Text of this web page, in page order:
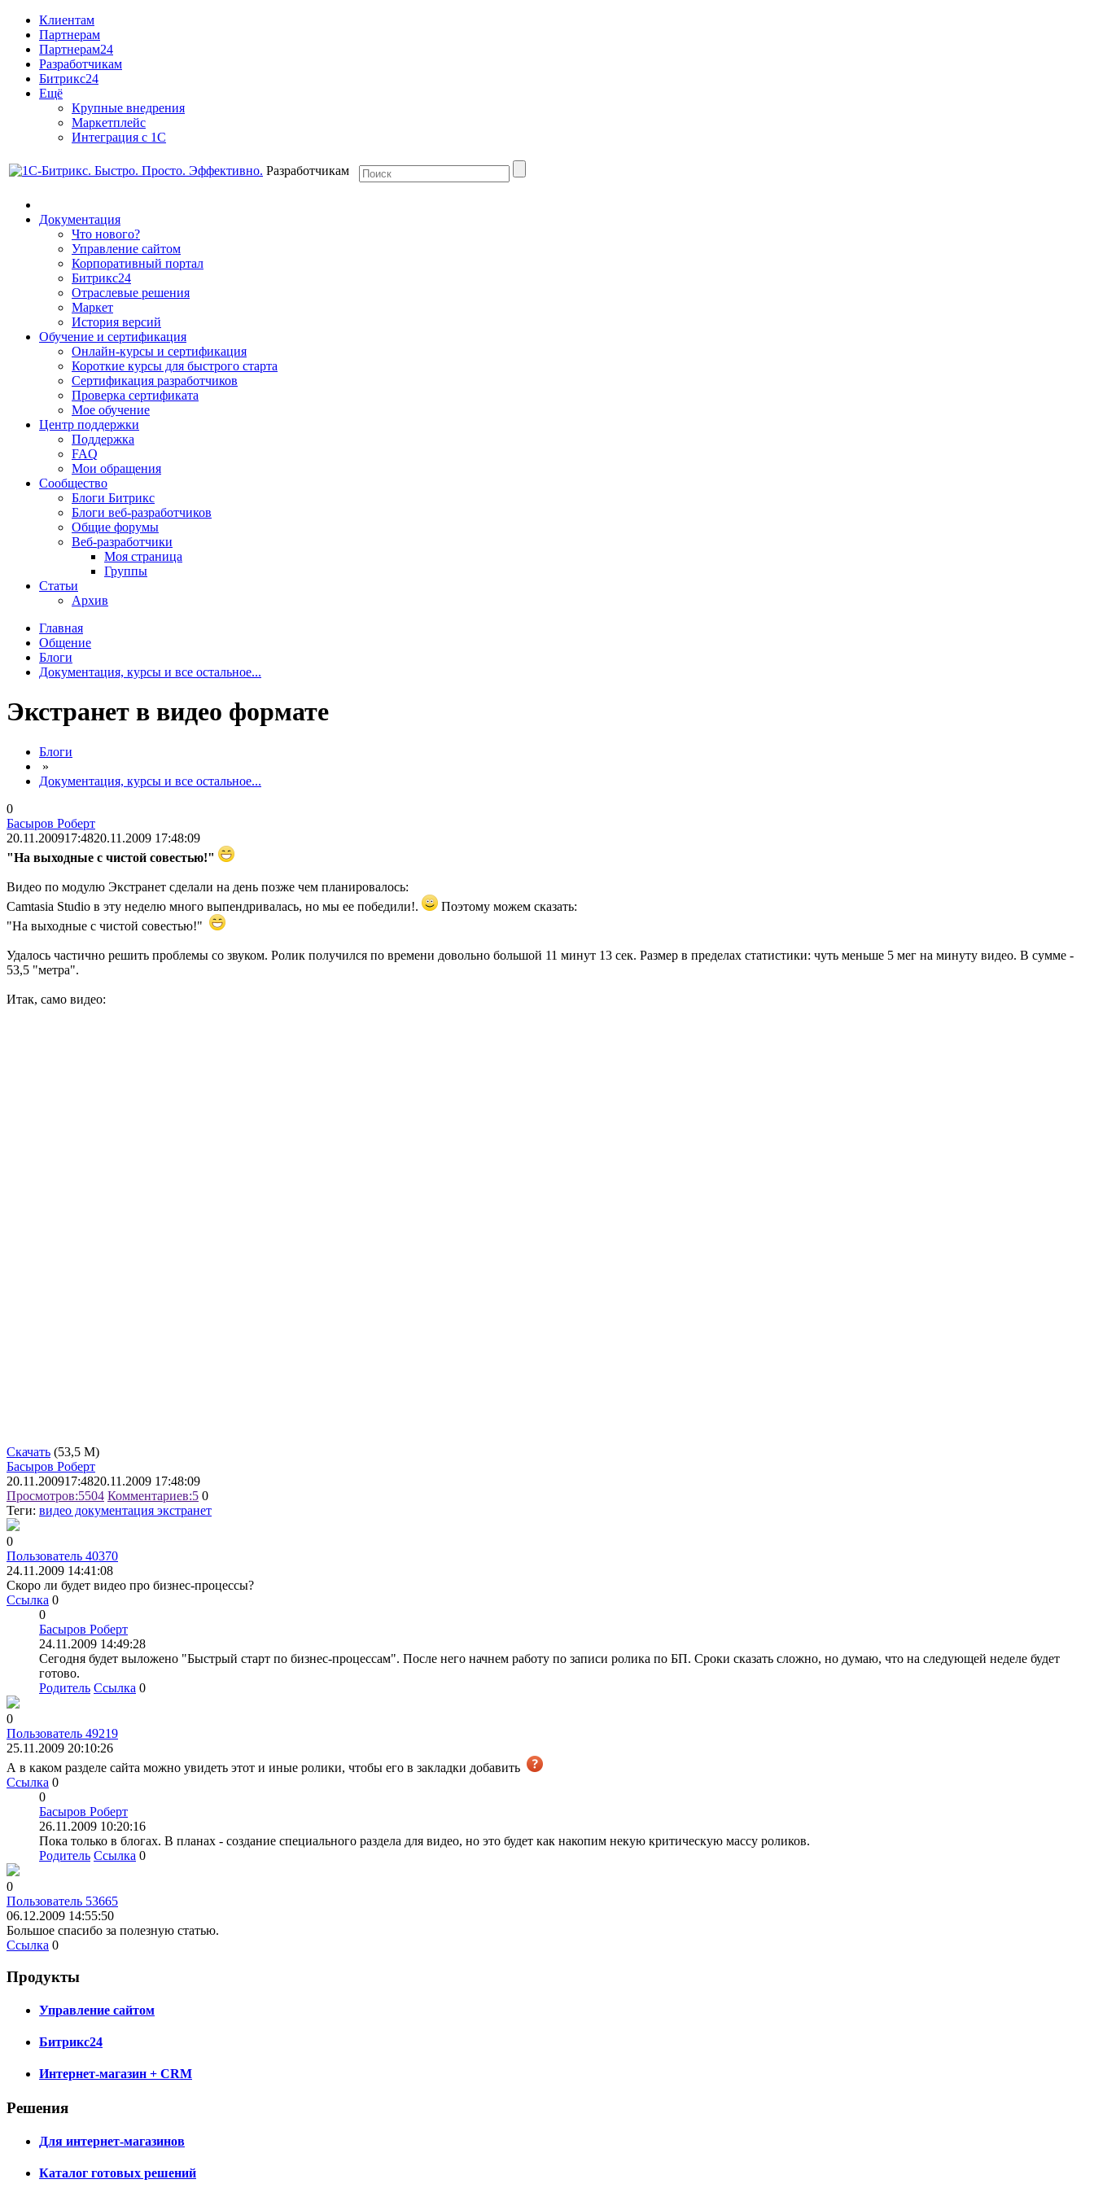
Клиентам
Партнерам
Партнерам24
Разработчикам
Битрикс24
Ещё
Крупные внедрения
Маркетплейс
Интеграция с 1С
Разработчикам
Документация
Что нового?
Управление сайтом
Корпоративный портал
Битрикс24
Отраслевые решения
Маркет
История версий
Обучение и сертификация
Онлайн-курсы и сертификация
Короткие курсы для быстрого старта
Сертификация разработчиков
Проверка сертификата
Мое обучение
Центр поддержки
Поддержка
FAQ
Мои обращения
Сообщество
Блоги Битрикс
Блоги веб-разработчиков
Общие форумы
Веб-разработчики
Моя страница
Группы
Статьи
Архив
Главная
Общение
Блоги
Документация, курсы и все остальное...
Экстранет в видео формате
Блоги
»
Документация, курсы и все остальное...
0
Басыров Роберт
20.11.200917:4820.11.2009 17:48:09
"На выходные с чистой совестью!"
Видео по модулю Экстранет сделали на день позже чем планировалось:
Camtasia Studio в эту неделю много выпендривалась, но мы ее победили!.
Поэтому можем сказать:
"На выходные с чистой совестью!"
Удалось частично решить проблемы со звуком. Ролик получился по времени довольно большой 11 минут 13 сек. Размер в пределах статистики: чуть меньше 5 мег на минуту видео. В сумме -
53,5 "метра".
Итак, само видео:
Скачать (53,5 М)
Басыров Роберт
20.11.200917:4820.11.2009 17:48:09
Просмотров:5504 Комментариев:5 0
Теги: видео документация экстранет
0
Пользователь 40370
24.11.2009 14:41:08
Скоро ли будет видео про бизнес-процессы?
Ссылка 0
0
Басыров Роберт
24.11.2009 14:49:28
Сегодня будет выложено "Быстрый старт по бизнес-процессам". После него начнем работу по записи ролика по БП. Сроки сказать сложно, но думаю, что на следующей неделе будет
готово.
Родитель Ссылка 0
0
Пользователь 49219
25.11.2009 20:10:26
А в каком разделе сайта можно увидеть этот и иные ролики, чтобы его в закладки добавить
Ссылка 0
0
Басыров Роберт
26.11.2009 10:20:16
Пока только в блогах. В планах - создание специального раздела для видео, но это будет как накопим некую критическую массу роликов.
Родитель Ссылка 0
0
Пользователь 53665
06.12.2009 14:55:50
Большое спасибо за полезную статью.
Ссылка 0
Продукты
Управление сайтом
Битрикс24
Интернет-магазин + CRM
Решения
Для интернет-магазинов
Каталог готовых решений